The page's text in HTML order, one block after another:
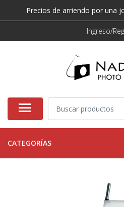
Precios de arriendo por una
Ingreso/
CATEGORÍAS